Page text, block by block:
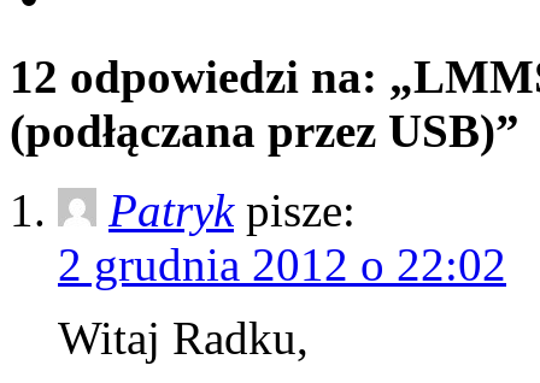
12 odpowiedzi na:
(podłączana przez USB)”
Patryk pisze:
2 grudnia 2012 o 22:02
Witaj Radku,